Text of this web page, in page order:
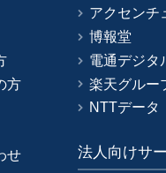
方
せ
アクセンチ
博報堂
電通デジタ
楽天グルー
NTTデータ
法人向けサ